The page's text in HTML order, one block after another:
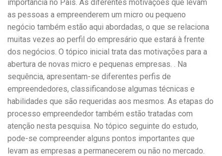
importância no País. As diferentes motivações que levam
as pessoas a empreenderem um micro ou pequeno
negócio também estão aqui abordadas, o que se relaciona
muitas vezes ao perfil do empresário que estará à frente
dos negócios. O tópico inicial trata das motivações para a
abertura de novas micro e pequenas empresas. . Na
sequência, apresentam-se diferentes perfis de
empreendedores, classificandose algumas técnicas e
habilidades que são requeridas aos mesmos. As etapas do
processo empreendedor também estão tratadas com
atenção nesta pesquisa. No tópico seguinte do estudo,
pode-se compreender alguns pontos importantes que
levam as empresas a permanecerem ou não no mercado.